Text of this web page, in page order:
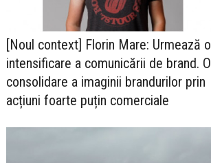
[Noul context] Florin Mare: Urmează o
intensificare a comunicării de brand. O
consolidare a imaginii brandurilor prin
acțiuni foarte puțin comerciale